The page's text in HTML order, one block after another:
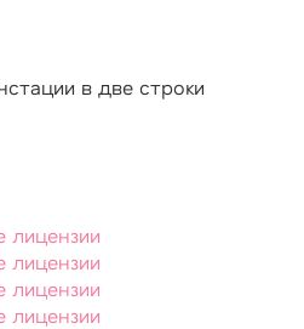
в две строки
лицензии
лицензии
лицензии
лицензии